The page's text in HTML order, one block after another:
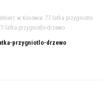
w Kosowie. 77-latka przygniotło
latka-przygniotlo-drzewo
przygniotlo-drzewo